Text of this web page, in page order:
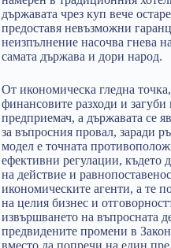
държавата чрез куп вече
предоставя невъзможни
неизпълнение насочва гнева
самата държава и дори народ.
От икономическа гледна
финансовите разходи и загуби
предприемач, а държавата се
за въпросния провал, заради
модел е точната
ефективни регулации, където
на действие и
икономическите агенти, а те
на целия бизнес и
извършването на въпросната
предвидените промени в
вместо да попречи на един